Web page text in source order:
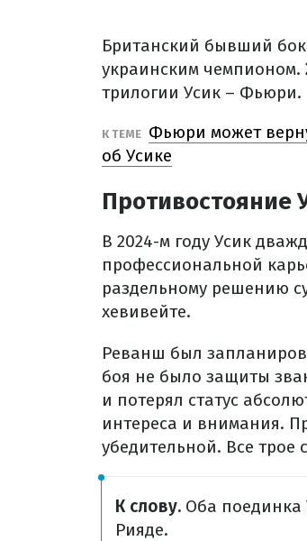
Британский бывший
украинским чемпионом.
трилогии Усик – Фьюри.
К ТЕМЕ Фьюри может
об Усике
Противостояние
В 2024-м году Усик
профессиональной
раздельному решению
хевивейте.
Реванш был
боя не было защиты
и потерял статус
интереса и внимания.
убедительной. Все трое
К слову. Оба поединка
Рияде.